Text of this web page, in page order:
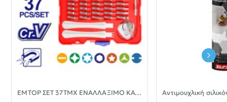
-30%EMTOP ΣΕΤ 37ΤΜΧ ΕΝΑΛΛΑΞΙΜΟ ΚΑΤΣΑΒΙΔΙ ΜΕ ΜΥΤΕΣ EBST03702